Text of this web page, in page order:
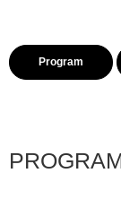
Program